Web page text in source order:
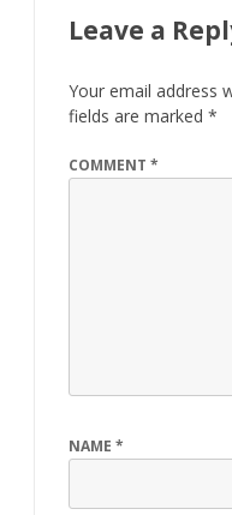
Leave a
Your email address
fields are marked *
COMMENT *
NAME *